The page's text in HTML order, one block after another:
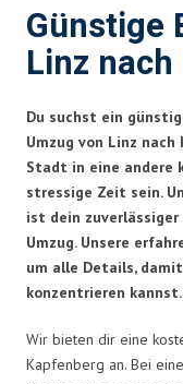
Günstige
Linz
Du suchst ein
Umzug von Linz nach
Stadt in eine andere
stressige Zeit sein.
ist dein
Umzug. Unsere
um alle Details,
konzentrieren kannst.
Wir bieten dir eine
Kapfenberg an. Bei